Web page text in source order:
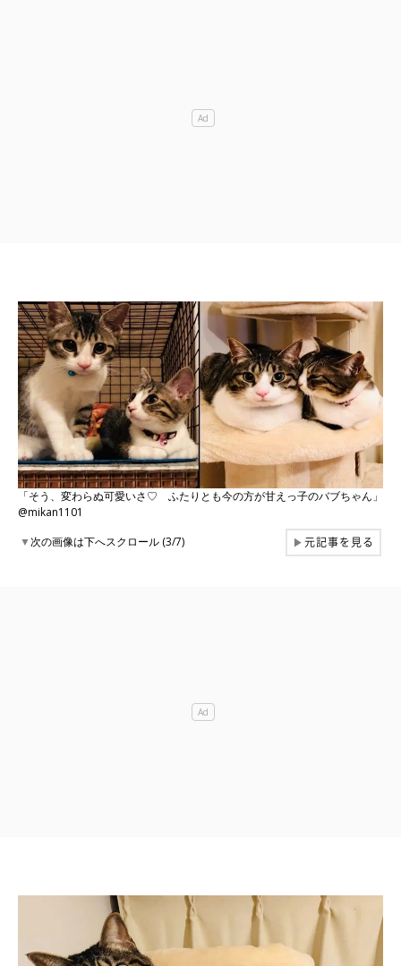
「そう、変わらぬ可愛いさ♡ ふたりとも今の方が甘えっ子のバブちゃん」
@mikan1101
▼次の画像は下へスクロール (3/7) ▶元記事を見る